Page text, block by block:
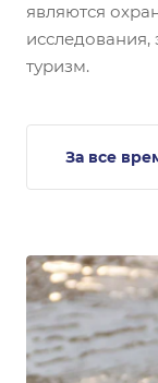
являются
туризм.
За все